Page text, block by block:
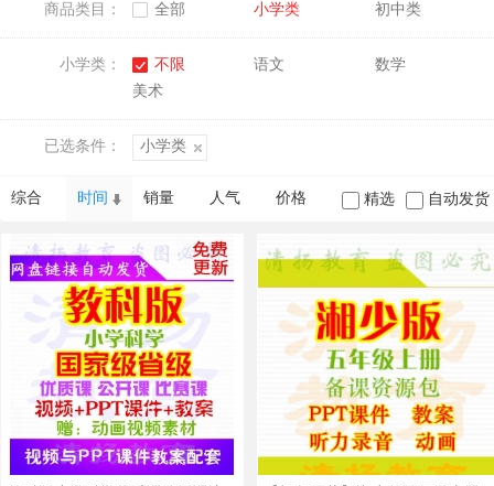
商品类目： 全部 小学类 初中类
小学类： 不限 语文
数学
美术
已选条件： 小学类
综合 时间 销量 人气 价格 精选 自动发货